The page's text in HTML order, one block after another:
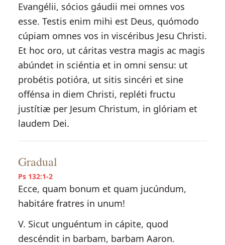
Evangélii, sócios gáudii mei omnes vos
esse. Testis enim mihi est Deus, quómodo
cúpiam omnes vos in viscéribus Jesu Christi.
Et hoc oro, ut cáritas vestra magis ac magis
abúndet in sciéntia et in omni sensu: ut
probétis potióra, ut sitis sincéri et sine
offénsa in diem Christi, repléti fructu
justítiæ per Jesum Christum, in glóriam et
laudem Dei.
Gradual
Ps 132:1-2
Ecce, quam bonum et quam jucúndum,
habitáre fratres in unum!
V. Sicut unguéntum in cápite, quod
descéndit in barbam, barbam Aaron.